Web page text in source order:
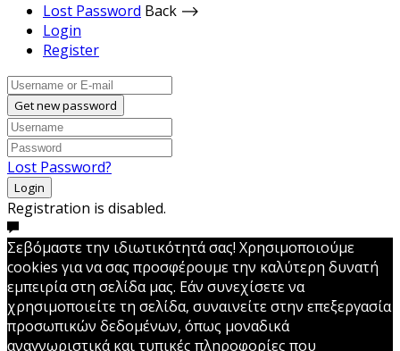
Lost Password Back ⟶
Login
Register
Get new password
Lost Password?
Login
Registration is disabled.
Σεβόμαστε την ιδιωτικότητά σας! Χρησιμοποιούμε
cookies για να σας προσφέρουμε την καλύτερη δυνατή
εμπειρία στη σελίδα μας. Εάν συνεχίσετε να
χρησιμοποιείτε τη σελίδα, συναινείτε στην επεξεργασία
προσωπικών δεδομένων, όπως μοναδικά
αναγνωριστικά και τυπικές πληροφορίες που